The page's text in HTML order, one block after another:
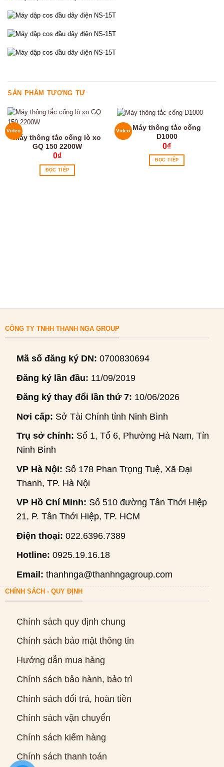
SẢN PHẨM TƯƠNG TỰ
Video
Máy thông tắc cống lò xo
GQ 150 2200W
0₫
ĐỌC TIẾP
Video Máy thông tắc cống
D1000
0₫
ĐỌC TIẾP
CÔNG TY TNHH THANH NGA GROUP
Mã số đăng ký DN: 0700830694
Đăng ký lần đầu: 11/09/2019
Đăng ký thay đổi lần thứ 7: 10/06/2026
Nơi cấp: Sở Tài Chính tỉnh Ninh Bình
Trụ sở chính: Số 1, Tổ 6, Phường Hà Nam, Tỉnh
Ninh Bình
VP Hà Nội: Số 178 Phan Trọng Tuệ, Xã Đại
Thanh, TP. Hà Nội
VP Hồ Chí Minh: Số 510 đường Tân Thới Hiệp
21, P. Tân Thới Hiệp, TP. HCM
Điện thoại: 022.6396.7389
Hotline: 0925.19.16.18
Email: thanhnga@thanhngagroup.com
CHÍNH SÁCH - QUY ĐỊNH
Chính sách quy định chung
Chính sách bảo mật thông tin
Hướng dẫn mua hàng
Chính sách bảo hành, bảo trì
Chính sách đổi trả, hoàn tiền
Chính sách vận chuyển
Chính sách kiểm hàng
Chính sách thanh toán